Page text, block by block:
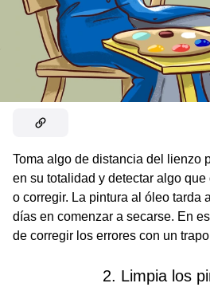
Toma algo de distancia del lienzo
en su totalidad y detectar algo
o corregir. La pintura al óleo tarda
días en comenzar a secarse. En
de corregir los errores con un
2. Limpia los